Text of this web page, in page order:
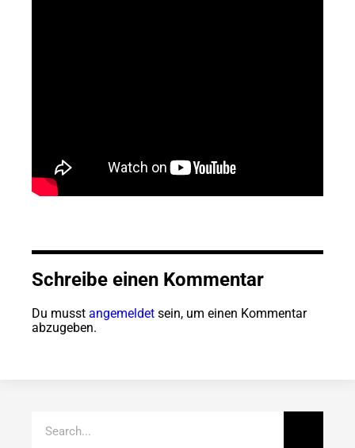
Schreibe einen Kommentar
Du musst angemeldet sein, um einen Kommentar
abzugeben.